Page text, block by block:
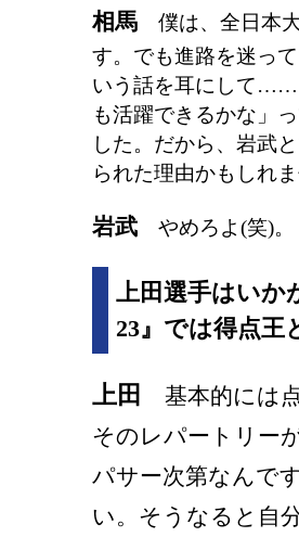
相馬 僕は、全日本
す。でも進路を迷っ
いう話を耳にして……
も活躍できるかな」
した。だから、岩武
られた理由かもしれま
岩武 やめろよ(笑)。
上田選手はい
23』では得点王
上田
基本的には
そのレパートリー
パサー次第なんで
い。そうなると自